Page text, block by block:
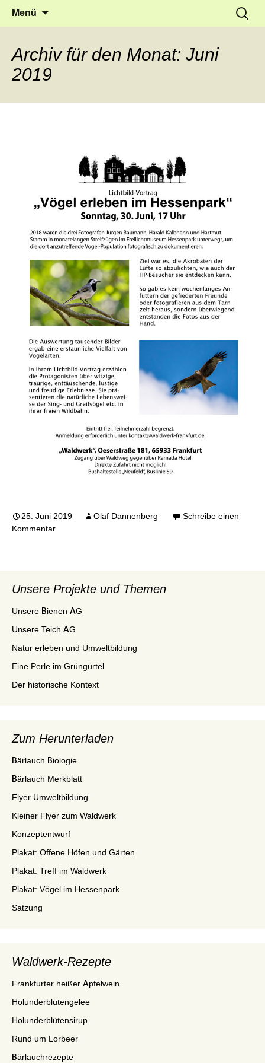
Waldwerk e.V.
Frankfurt Griesheim
Menü
Suchen
nach:
Archiv für den Monat: Juni
2019
25. Juni 2019 Olaf Dannenberg
Schreibe einen
Kommentar
Unsere Projekte und Themen
Unsere Bienen AG
Unsere Teich AG
Natur erleben und Umweltbildung
Eine Perle im Grüngürtel
Der historische Kontext
Zum Herunterladen
Bärlauch Biologie
Bärlauch Merkblatt
Flyer Umweltbildung
Kleiner Flyer zum Waldwerk
Konzeptentwurf
Plakat: Offene Höfen und Gärten
Plakat: Treff im Waldwerk
Plakat: Vögel im Hessenpark
Satzung
Waldwerk-Rezepte
Frankfurter heißer Apfelwein
Holunderblütengelee
Holunderblütensirup
Rund um Lorbeer
Bärlauchrezepte